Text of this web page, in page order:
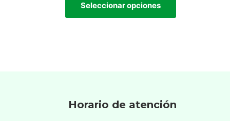
Seleccionar opciones
Horario de atención